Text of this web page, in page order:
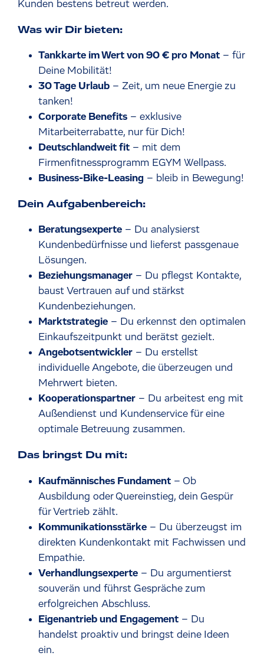
Kunden bestens betreut werden.
Was wir Dir bieten:
Tankkarte im Wert von 90 € pro Monat – für
Deine Mobilität!
30 Tage Urlaub – Zeit, um neue Energie zu
tanken!
Corporate Benefits – exklusive
Mitarbeiterrabatte, nur für Dich!
Deutschlandweit fit – mit dem
Firmenfitnessprogramm EGYM Wellpass.
Business-Bike-Leasing – bleib in Bewegung!
Dein Aufgabenbereich:
Beratungsexperte – Du analysierst
Kundenbedürfnisse und lieferst passgenaue
Lösungen.
Beziehungsmanager – Du pflegst Kontakte,
baust Vertrauen auf und stärkst
Kundenbeziehungen.
Marktstrategie – Du erkennst den optimalen
Einkaufszeitpunkt und berätst gezielt.
Angebotsentwickler – Du erstellst
individuelle Angebote, die überzeugen und
Mehrwert bieten.
Kooperationspartner – Du arbeitest eng mit
Außendienst und Kundenservice für eine
optimale Betreuung zusammen.
Das bringst Du mit:
Kaufmännisches Fundament – Ob
Ausbildung oder Quereinstieg, dein Gespür
für Vertrieb zählt.
Kommunikationsstärke – Du überzeugst im
direkten Kundenkontakt mit Fachwissen und
Empathie.
Verhandlungsexperte – Du argumentierst
souverän und führst Gespräche zum
erfolgreichen Abschluss.
Eigenantrieb und Engagement – Du
handelst proaktiv und bringst deine Ideen
ein.